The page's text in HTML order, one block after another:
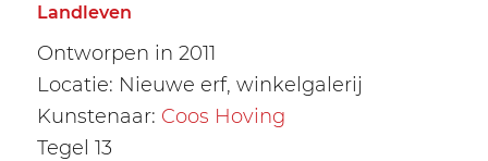
Landleven
Ontworpen in 2011
Locatie: Nieuwe erf, winkelgalerij
Kunstenaar: Coos Hoving
Tegel 13